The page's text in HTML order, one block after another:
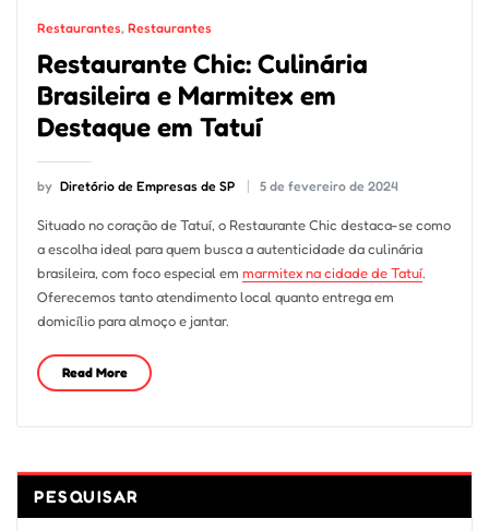
Restaurantes, Restaurantes
Restaurante Chic: Culinária
Brasileira e Marmitex em
Destaque em Tatuí
by Diretório de Empresas de SP 5 de fevereiro de 2024
Situado no coração de Tatuí, o Restaurante Chic destaca-se como
a escolha ideal para quem busca a autenticidade da culinária
brasileira, com foco especial em marmitex na cidade de Tatuí.
Oferecemos tanto atendimento local quanto entrega em
domicílio para almoço e jantar.
Read More
PESQUISAR